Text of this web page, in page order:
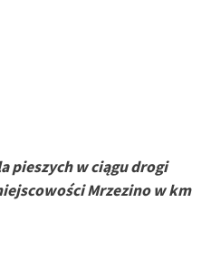
pieszych w ciągu drogi
Mrzezino w km